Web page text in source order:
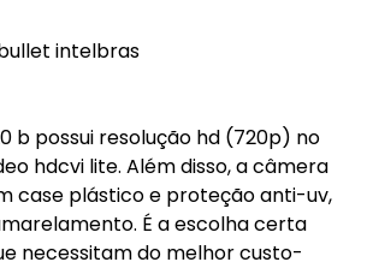
intelbras
b possui resolução hd (720p) no
hdcvi lite. Além disso, a câmera
case plástico e proteção anti-uv,
É a escolha certa
necessitam do melhor custo-